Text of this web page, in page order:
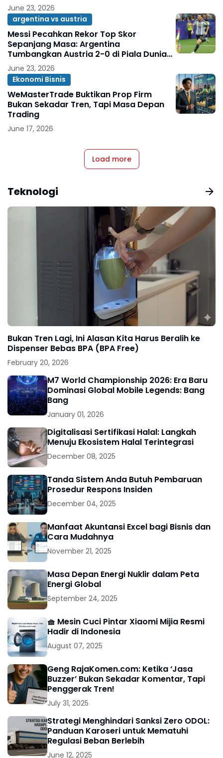
June 23, 2026
argentina vs austria
Messi Pecahkan Rekor Top Skor
Sepanjang Masa: Argentina
Tumbangkan Austria 2-0 di Piala Dunia
2026
June 23, 2026
Ekonomi Bisnis
WeMasterTrade Buktikan Prop Firm
Bukan Sekadar Tren, Tapi Masa Depan
Trading
June 17, 2026
Load more
Teknologi
Bukan Tren Lagi, Ini Alasan Kita Harus Beralih ke
Dispenser Bebas BPA (BPA Free)
February 20, 2026
M7 World Championship 2026: Era Baru
Dominasi Global Mobile Legends: Bang
Bang
January 01, 2026
Digitalisasi Sertifikasi Halal: Langkah
Menuju Ekosistem Halal Terintegrasi
December 08, 2025
Tanda Sistem Anda Butuh Pembaruan
Prosedur Respons Insiden
December 04, 2025
Manfaat Akuntansi Excel bagi Bisnis dan
Cara Mudahnya
November 21, 2025
Masa Depan Energi Nuklir dalam Peta
Energi Global
September 24, 2025
🧺 Mesin Cuci Pintar Xiaomi Mijia Resmi
Hadir di Indonesia
August 07, 2025
Geng RajaKomen.com: Ketika ‘Jasa
Buzzer’ Bukan Sekadar Komentar, Tapi
Penggerak Tren!
July 31, 2025
Strategi Menghindari Sanksi Zero ODOL:
Panduan Karoseri untuk Mematuhi
Regulasi Beban Berlebih
June 12, 2025